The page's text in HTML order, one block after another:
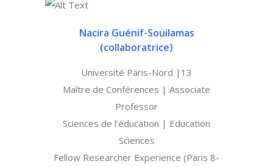
Nacira Guénif-Souilamas
(collaboratrice)
Université Paris-Nord |13
Maître de Conférences | Associate
Professor
Sciences de l’éducation | Education
Sciences
Fellow Researcher Experience (Paris 8-